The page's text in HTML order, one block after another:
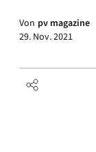
Von pv magazine
29. Nov. 2021